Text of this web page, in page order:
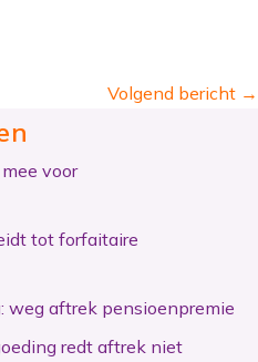
Volgend bericht →
voor
tot forfaitaire
weg aftrek pensioenpremie
redt aftrek niet